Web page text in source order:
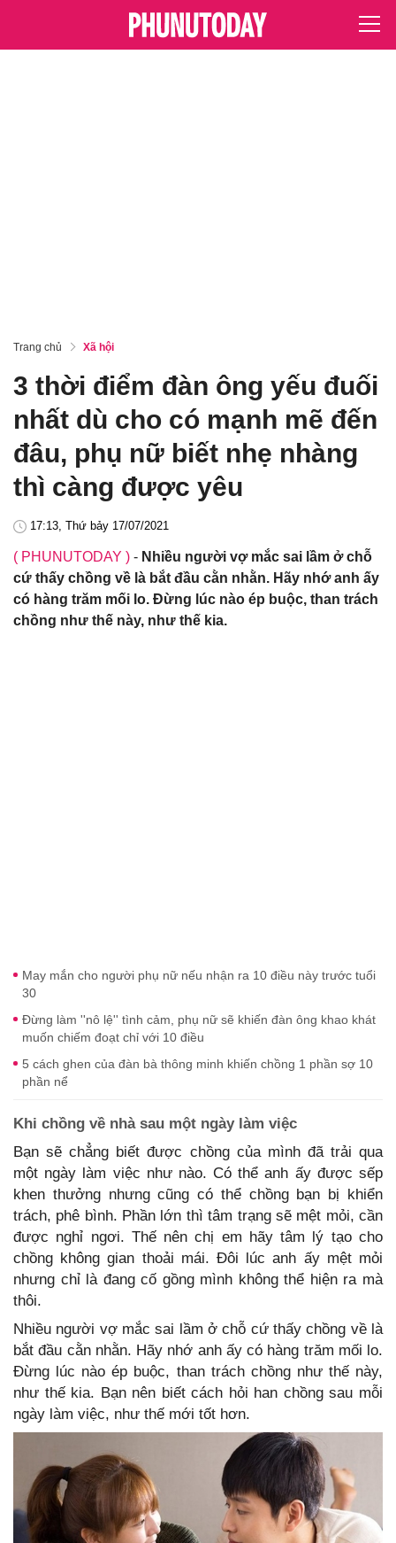
Trang chủ Xã hội
3 thời điểm đàn ông yếu đuối
nhất dù cho có mạnh mẽ đến
đâu, phụ nữ biết nhẹ nhàng
thì càng được yêu
17:13, Thứ bảy 17/07/2021
( PHUNUTODAY ) - Nhiều người vợ mắc sai lầm ở chỗ
cứ thấy chồng về là bắt đầu cằn nhằn. Hãy nhớ anh ấy
có hàng trăm mối lo. Đừng lúc nào ép buộc, than trách
chồng như thế này, như thế kia.
May mắn cho người phụ nữ nếu nhận ra 10 điều này trước tuổi
30
Đừng làm ''nô lệ'' tình cảm, phụ nữ sẽ khiến đàn ông khao khát
muốn chiếm đoạt chỉ với 10 điều
5 cách ghen của đàn bà thông minh khiến chồng 1 phần sợ 10
phần nể
Khi chồng về nhà sau một ngày làm việc
Bạn sẽ chẳng biết được chồng của mình đã trải qua
một ngày làm việc như nào. Có thể anh ấy được sếp
khen thưởng nhưng cũng có thể chồng bạn bị khiển
trách, phê bình. Phần lớn thì tâm trạng sẽ mệt mỏi, cần
được nghỉ ngơi. Thế nên chị em hãy tâm lý tạo cho
chồng không gian thoải mái. Đôi lúc anh ấy mệt mỏi
nhưng chỉ là đang cố gồng mình không thể hiện ra mà
thôi.
Nhiều người vợ mắc sai lầm ở chỗ cứ thấy chồng về là
bắt đầu cằn nhằn. Hãy nhớ anh ấy có hàng trăm mối lo.
Đừng lúc nào ép buộc, than trách chồng như thế này,
như thế kia. Bạn nên biết cách hỏi han chồng sau mỗi
ngày làm việc, như thế mới tốt hơn.